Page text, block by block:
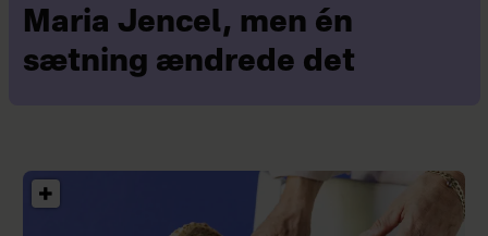
Maria Jencel, men én
sætning ændrede det